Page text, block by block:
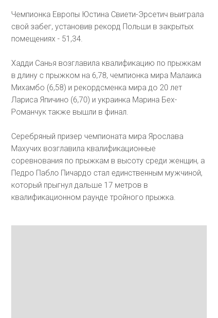
Чемпионка Европы Юстина Свиети-Эрсетич выиграла
свой забег, установив рекорд Польши в закрытых
помещениях - 51,34.
Хадди Санья возглавила квалификацию по прыжкам
в длину с прыжком на 6,78, чемпионка мира Малаика
Михамбо (6,58) и рекордсменка мира до 20 лет
Лариса Япичино (6,70) и украинка Марина Бех-
Романчук также вышли в финал.
Серебряный призер чемпионата мира Ярослава
Махучих возглавила квалификационные
соревнования по прыжкам в высоту среди женщин, а
Педро Пабло Пичардо стал единственным мужчиной,
который прыгнул дальше 17 метров в
квалификационном раунде тройного прыжка.